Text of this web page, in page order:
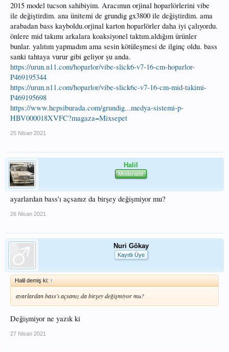
2015 model tucson sahibiyim. Aracımın orjinal hoparlörlerini vibe
ile değiştirdim. ana ünitemi de grundig gx3800 ile değiştirdim. ama
arabadan bass kayboldu.orjinal karton hoparlörler daha iyi çalıyordu.
önlere mid takımı arkalara koaksiyonel taktım.aldığım ürünler
bunlar. yalıtım yapmadım ama sesin kötüleşmesi de ilginç oldu. bass
sanki tahtaya vurur gibi geliyor şu anda.
https://urun.n11.com/hoparlor/vibe-slick6-v7-16-cm-hoparlor-
P469195344
https://urun.n11.com/hoparlor/vibe-slick6c-v7-16-cm-mid-takimi-
P469195698
https://www.hepsiburada.com/grundig...medya-sistemi-p-
HBV000018XVFC?magaza=Mixsepet
25 Nisan 2021
Halil
Moderatör
ayarlardan bass'ı açsanız da birşey değişmiyor mu?
26 Nisan 2021
Nuri Gökay
Kayıtlı Üye
Halil demiş ki: ↑
ayarlardan bass'ı açsanız da birşey değişmiyor mu?
Değişmiyor ne yazık ki
27 Nisan 2021